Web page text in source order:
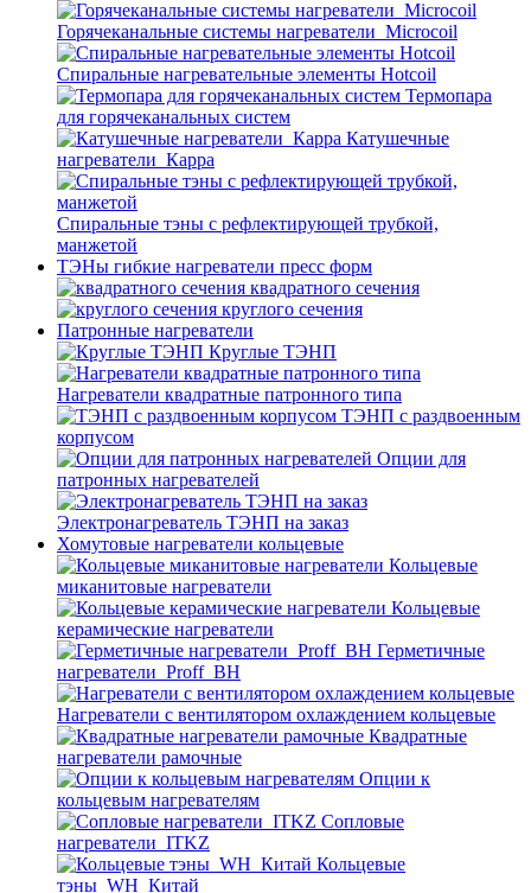
Горячеканальные системы нагреватели_Microcoil
Спиральные нагревательные элементы Hotcoil
Термопара
для горячеканальных систем
Катушечные
нагреватели_Карра
Спиральные тэны с рефлектирующей трубкой,
манжетой
ТЭНы гибкие нагреватели пресс форм
квадратного сечения
круглого сечения
Патронные нагреватели
Круглые ТЭНП
Нагреватели квадратные патронного типа
ТЭНП с раздвоенным
корпусом
Опции для
патронных нагревателей
Электронагреватель ТЭНП на заказ
Хомутовые нагреватели кольцевые
Кольцевые
миканитовые нагреватели
Кольцевые
керамические нагреватели
Герметичные
нагреватели_Proff_BH
Нагреватели с вентилятором охлаждением кольцевые
Квадратные
нагреватели рамочные
Опции к
кольцевым нагревателям
Cопловые
нагреватели_ITKZ
Кольцевые
тэны_WH_Китай